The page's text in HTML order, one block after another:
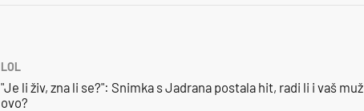
LOL
"Je li živ, zna li se?": Snimka s Jadrana postala hit, radi li i vaš muž
ovo?